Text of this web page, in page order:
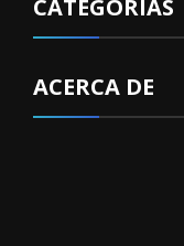
CATEGORÍAS
ACERCA DE